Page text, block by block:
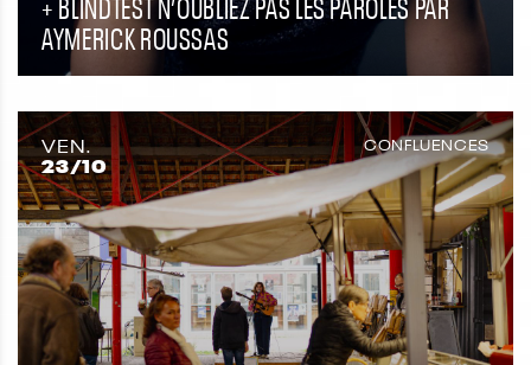
AYMERICK ROUSSAS
VEN.
23/10
CONFLUENCES